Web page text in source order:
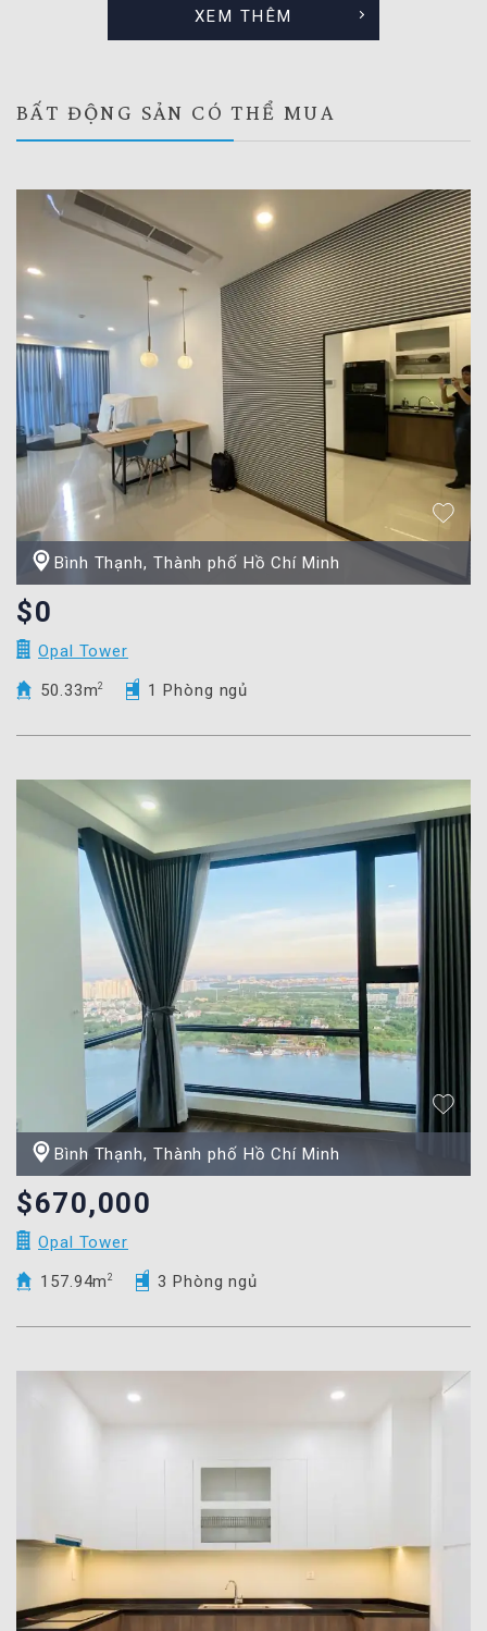
XEM THÊM
BẤT ĐỘNG SẢN CÓ THỂ MUA
Bình Thạnh, Thành phố Hồ Chí Minh
$0
Opal Tower
50.33m2 1 Phòng ngủ
Bình Thạnh, Thành phố Hồ Chí Minh
$670,000
Opal Tower
157.94m2 3 Phòng ngủ